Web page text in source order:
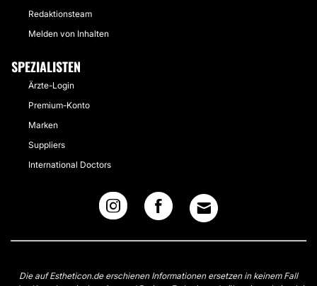
Redaktionsteam
Melden von Inhalten
SPEZIALISTEN
Ärzte-Login
Premium-Konto
Marken
Suppliers
International Doctors
Die auf Estheticon.de erschienen Informationen ersetzen in keinem Fall